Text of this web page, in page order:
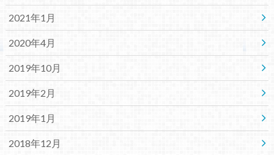
2021年1月
2020年4月
2019年10月
2019年2月
2019年1月
2018年12月